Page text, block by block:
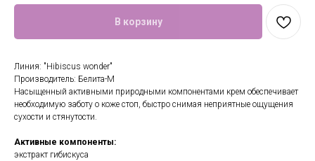
В корзину
Линия: "Hibiscus wonder"
Производитель: Белита-М
Насыщенный активными природными компонентами крем обеспечивает
необходимую заботу о коже стоп, быстро снимая неприятные ощущения
сухости и стянутости.
Активные компоненты:
экстракт гибискуса